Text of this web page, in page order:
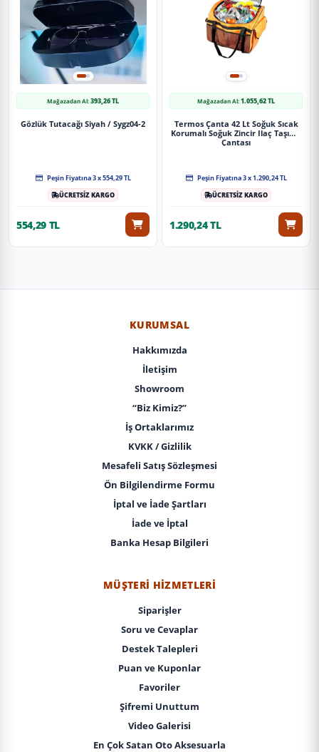
Mağazadan Al:393,26 TL
Gözlük Tutacağı Siyah / Sygz04-2
Peşin Fiyatına 3 x 554,29 TL
ÜCRETSİZ KARGO
554,29 TL
Mağazadan Al:1.055,62 TL
Termos Çanta 42 Lt Soğuk Sıcak
Korumalı Soğuk Zincir Ilaç Taşıma
Çantası
Peşin Fiyatına 3 x 1.290,24 TL
ÜCRETSİZ KARGO
1.290,24 TL
KURUMSAL
Hakkımızda
İletişim
Showroom
“Biz Kimiz?”
İş Ortaklarımız
KVKK / Gizlilik
Mesafeli Satış Sözleşmesi
Ön Bilgilendirme Formu
İptal ve İade Şartları
İade ve İptal
Banka Hesap Bilgileri
MÜŞTERI HIZMETLERI
Siparişler
Soru ve Cevaplar
Destek Talepleri
Puan ve Kuponlar
Favoriler
Şifremi Unuttum
Video Galerisi
En Çok Satan Oto Aksesuarla